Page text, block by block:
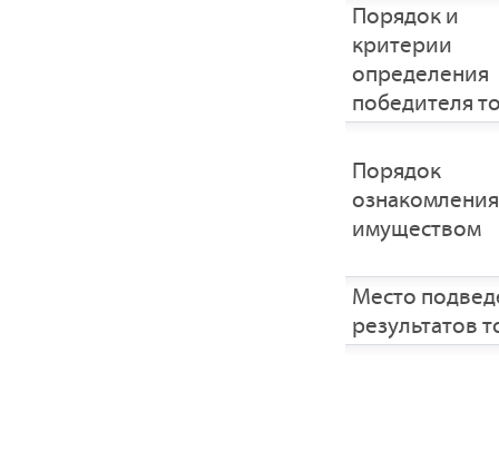
Порядок и
критерии
определения
победителя
Порядок
имуществом
Место
результатов